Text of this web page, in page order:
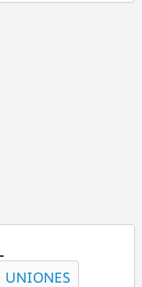
UNIONES